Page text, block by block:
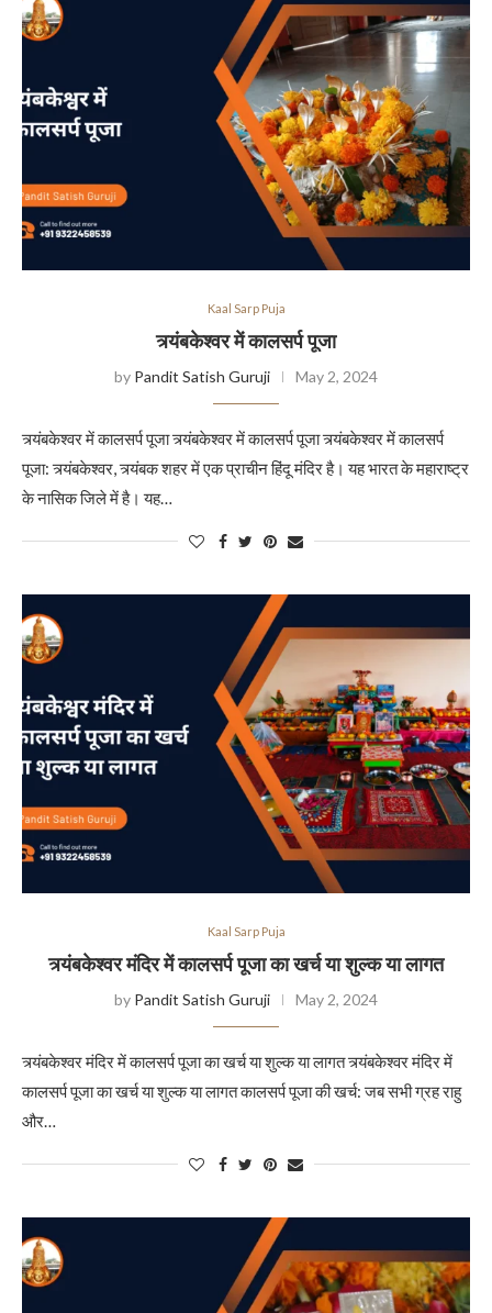
Kaal Sarp Puja
त्र्यंबकेश्वर में कालसर्प पूजा
by Pandit Satish Guruji May 2, 2024
त्र्यंबकेश्वर में कालसर्प पूजा त्र्यंबकेश्वर में कालसर्प पूजा त्र्यंबकेश्वर में कालसर्प
पूजा: त्र्यंबकेश्वर, त्र्यंबक शहर में एक प्राचीन हिंदू मंदिर है। यह भारत के महाराष्ट्र
के नासिक जिले में है। यह…
Kaal Sarp Puja
त्र्यंबकेश्वर मंदिर में कालसर्प पूजा का खर्च या शुल्क या लागत
by Pandit Satish Guruji May 2, 2024
त्र्यंबकेश्वर मंदिर में कालसर्प पूजा का खर्च या शुल्क या लागत त्र्यंबकेश्वर मंदिर में
कालसर्प पूजा का खर्च या शुल्क या लागत कालसर्प पूजा की खर्च: जब सभी ग्रह राहु
और…